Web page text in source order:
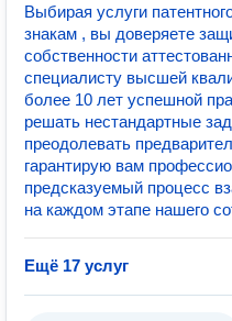
Выбирая услуги
знакам , вы доверяете
собственности
специалисту высшей
более 10 лет успешной
решать нестандартные
преодолевать
гарантирую вам
предсказуемый процесс
на каждом этапе нашего
Ещё 17 услуг